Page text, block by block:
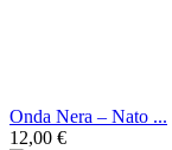
Onda Nera ‎– Nato ...
12,00 €